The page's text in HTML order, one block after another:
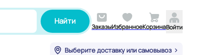
Найти
ЗаказыИзбранноеКорзинаВойти
Выберите доставку или самовывоз